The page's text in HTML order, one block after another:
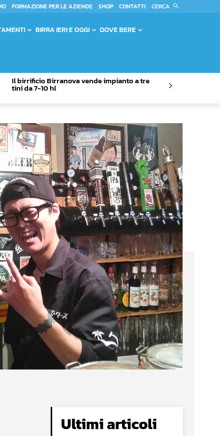
FORMAZIONE PER LE AZIENDE SHOP CONTATTI CERCA
BIRRA IERI E OGGI DOVE BERE
Il birrificio Birranova vende impianto a tre
tini da 7-10 hl
Ultimi articoli